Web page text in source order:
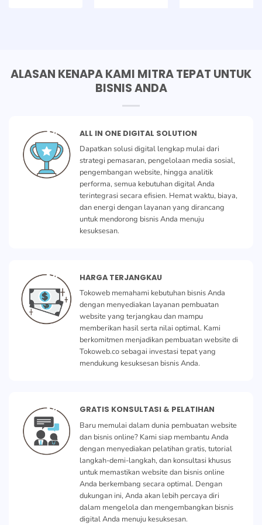
ALASAN KENAPA KAMI MITRA TEPAT UNTUK
BISNIS ANDA
ALL IN ONE DIGITAL SOLUTION
Dapatkan solusi digital lengkap mulai dari
strategi pemasaran, pengelolaan media sosial,
pengembangan website, hingga analitik
performa, semua kebutuhan digital Anda
terintegrasi secara efisien. Hemat waktu, biaya,
dan energi dengan layanan yang dirancang
untuk mendorong bisnis Anda menuju
kesuksesan.
HARGA TERJANGKAU
Tokoweb memahami kebutuhan bisnis Anda
dengan menyediakan layanan pembuatan
website yang terjangkau dan mampu
memberikan hasil serta nilai optimal. Kami
berkomitmen menjadikan pembuatan website di
Tokoweb.co sebagai investasi tepat yang
mendukung kesuksesan bisnis Anda.
GRATIS KONSULTASI & PELATIHAN
Baru memulai dalam dunia pembuatan website
dan bisnis online? Kami siap membantu Anda
dengan menyediakan pelatihan gratis, tutorial
langkah-demi-langkah, dan konsultasi khusus
untuk memastikan website dan bisnis online
Anda berkembang secara optimal. Dengan
dukungan ini, Anda akan lebih percaya diri
dalam mengelola dan mengembangkan bisnis
digital Anda menuju kesuksesan.